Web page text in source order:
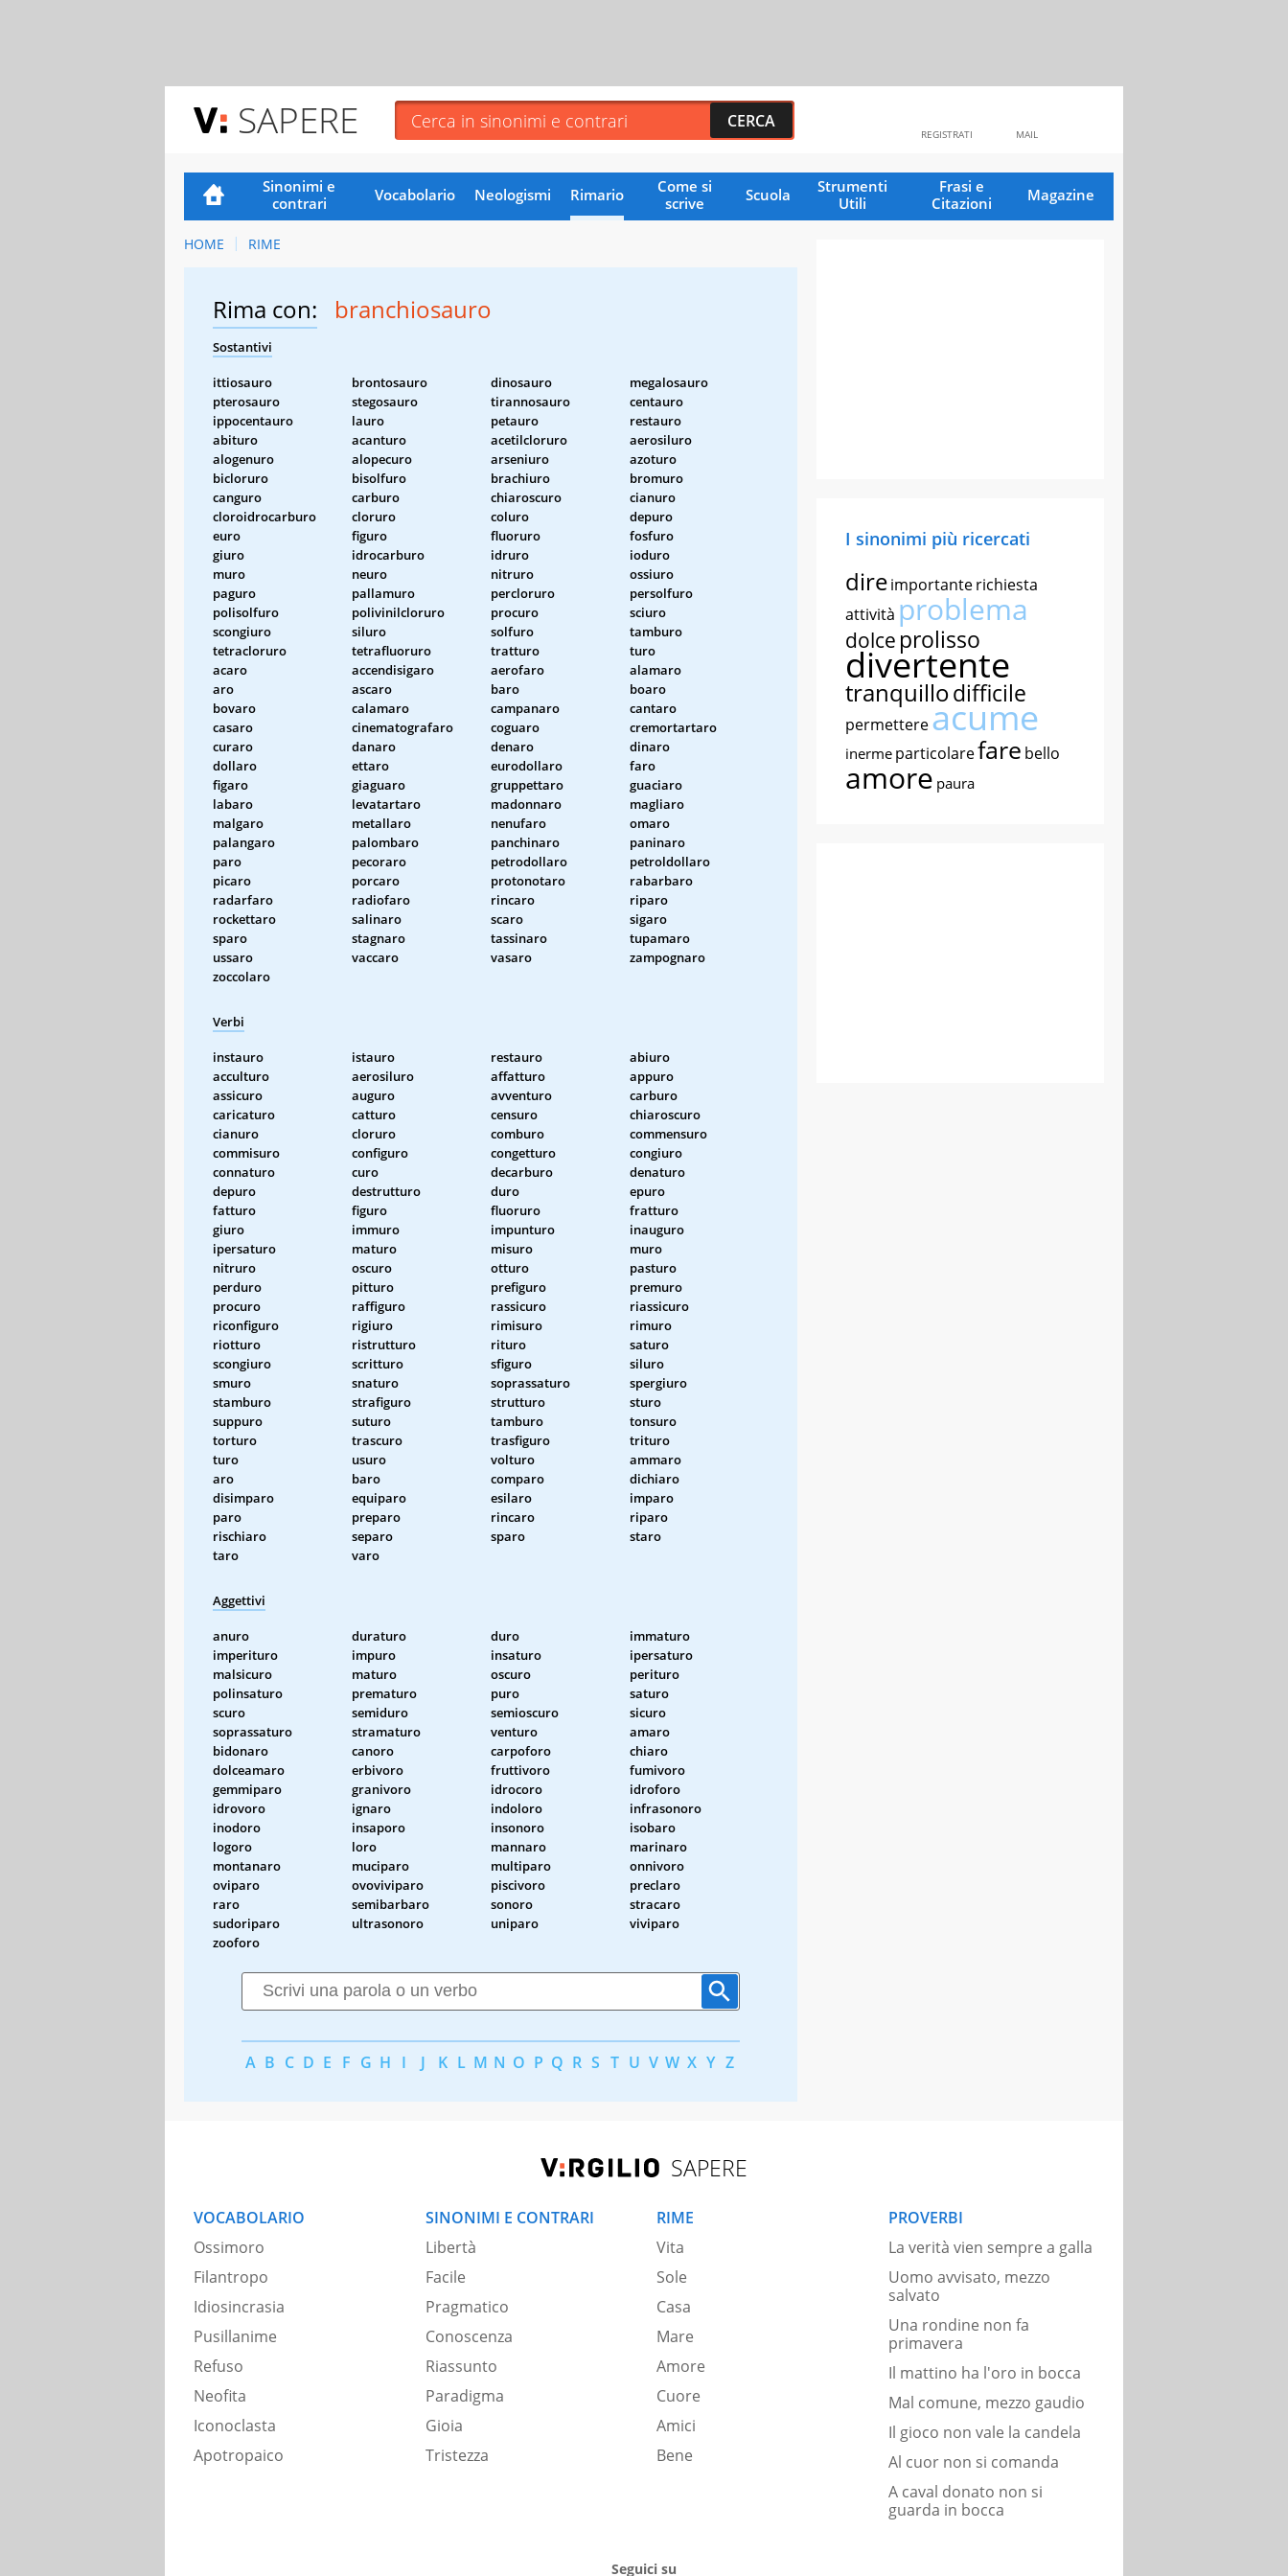
SAPERE MAIL
REGISTRATI
Sinonimi e
contrari
Vocabolario Neologismi Rimario
Come si
scrive
Scuola
Strumenti
Utili
Frasi e
Citazioni
Magazine
HOME RIME
Rima con: branchiosauro
Sostantivi
ittiosauro brontosauro dinosauro
megalosauro
pterosauro
stegosauro tirannosauro
centauro
ippocentauro
lauro petauro
restauro
abituro
acanturo acetilcloruro
aerosiluro
alogenuro
alopecuro arseniuro
azoturo
bicloruro
bisolfuro brachiuro
bromuro
canguro
carburo chiaroscuro
cianuro
cloroidrocarburo
cloruro coluro
depuro
euro
figuro fluoruro
fosfuro
giuro
idrocarburo idruro
ioduro
muro
neuro nitruro
ossiuro
paguro
pallamuro percloruro
persolfuro
polisolfuro
polivinilcloruro procuro
sciuro
scongiuro
siluro solfuro
tamburo
tetracloruro
tetrafluoruro tratturo
turo
acaro
accendisigaro aerofaro
alamaro
aro
ascaro baro
boaro
bovaro
calamaro campanaro
cantaro
casaro
cinematografaro coguaro
cremortartaro
curaro
danaro denaro
dinaro
dollaro
ettaro eurodollaro
faro
figaro
giaguaro gruppettaro
guaciaro
labaro
levatartaro madonnaro
magliaro
malgaro
metallaro nenufaro
omaro
palangaro
palombaro panchinaro
paninaro
paro
pecoraro petrodollaro
petroldollaro
picaro
porcaro protonotaro
rabarbaro
radarfaro
radiofaro rincaro
riparo
rockettaro
salinaro scaro
sigaro
sparo
stagnaro tassinaro
tupamaro
ussaro
vaccaro vasaro
zampognaro
zoccolaro
Verbi
instauro istauro restauro
abiuro
acculturo
aerosiluro affatturo
appuro
assicuro
auguro avventuro
carburo
caricaturo
catturo censuro
chiaroscuro
cianuro
cloruro comburo
commensuro
commisuro
configuro congetturo
congiuro
connaturo
curo decarburo
denaturo
depuro
destrutturo duro
epuro
fatturo
figuro fluoruro
fratturo
giuro
immuro impunturo
inauguro
ipersaturo
maturo misuro
muro
nitruro
oscuro otturo
pasturo
perduro
pitturo prefiguro
premuro
procuro
raffiguro rassicuro
riassicuro
riconfiguro
rigiuro rimisuro
rimuro
riotturo
ristrutturo rituro
saturo
scongiuro
scritturo sfiguro
siluro
smuro
snaturo soprassaturo
spergiuro
stamburo
strafiguro strutturo
sturo
suppuro
suturo tamburo
tonsuro
torturo
trascuro trasfiguro
trituro
turo
usuro volturo
ammaro
aro
baro comparo
dichiaro
disimparo
equiparo esilaro
imparo
paro
preparo rincaro
riparo
rischiaro
separo sparo
staro
taro
varo
Aggettivi
anuro duraturo duro
immaturo
imperituro
impuro insaturo
ipersaturo
malsicuro
maturo oscuro
perituro
polinsaturo
prematuro puro
saturo
scuro
semiduro semioscuro
sicuro
soprassaturo
stramaturo venturo
amaro
bidonaro
canoro carpoforo
chiaro
dolceamaro
erbivoro fruttivoro
fumivoro
gemmiparo
granivoro idrocoro
idroforo
idrovoro
ignaro indoloro
infrasonoro
inodoro
insaporo insonoro
isobaro
logoro
loro mannaro
marinaro
montanaro
muciparo multiparo
onnivoro
oviparo
ovoviviparo piscivoro
preclaro
raro
semibarbaro sonoro
stracaro
sudoriparo
ultrasonoro uniparo
viviparo
zooforo
A B C D E F G H I J K L M N O P Q R S T U V W X Y Z
I sinonimi più ricercati
direimportanterichiesta
attività problema
dolce prolisso
divertente
tranquillodifficile
permettereacume
inerme particolarefare bello
amore paura
SAPERE
VOCABOLARIO
Ossimoro
Filantropo
Idiosincrasia
Pusillanime
Refuso
Neofita
Iconoclasta
Apotropaico
SINONIMI E CONTRARI
Libertà
Facile
Pragmatico
Conoscenza
Riassunto
Paradigma
Gioia
Tristezza
RIME
Vita
Sole
Casa
Mare
Amore
Cuore
Amici
Bene
PROVERBI
La verità vien sempre a galla
Uomo avvisato, mezzo
salvato
Una rondine non fa
primavera
Il mattino ha l'oro in bocca
Mal comune, mezzo gaudio
Il gioco non vale la candela
Al cuor non si comanda
A caval donato non si
guarda in bocca
Seguici su